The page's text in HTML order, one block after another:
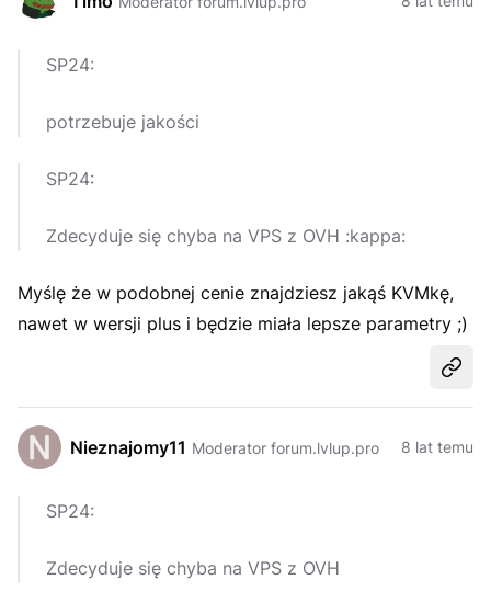
SP24:
potrzebuje jakości
SP24:
Zdecyduje się chyba na VPS z OVH :kappa:
Myślę że w podobnej cenie znajdziesz jakąś KVMkę,
nawet w wersji plus i będzie miała lepsze parametry ;)
Nieznajomy11 Moderator forum.lvlup.pro 8 lat temu
SP24:
Zdecyduje się chyba na VPS z OVH